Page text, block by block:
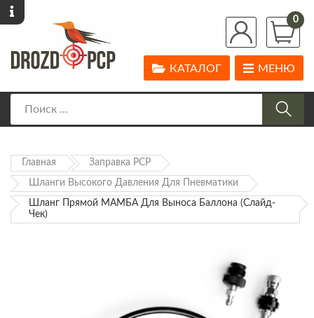
0
МЕНЮ
КАТАЛОГ
Главная Заправка PCP
Шланги Высокого Давления Для Пневматики
Шланг Прямой МАМБА Для Выноса Баллона (слайд-
Чек)